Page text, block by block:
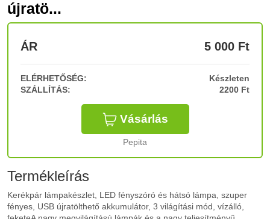
újratö...
ÁR 5 000 Ft
ELÉRHETŐSÉG:
Készleten
SZÁLLÍTÁS:
2200 Ft
Vásárlás
Pepita
Termékleírás
Kerékpár lámpakészlet, LED fényszóró és hátsó lámpa, szuper
fényes, USB újratölthető akkumulátor, 3 világítási mód, vízálló,